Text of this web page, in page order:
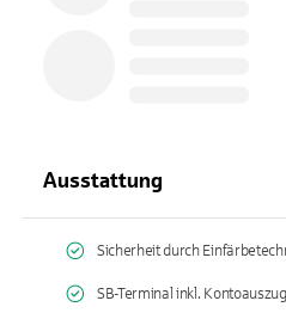
Ausstattung
Sicherheit durch
SB-Terminal inkl.